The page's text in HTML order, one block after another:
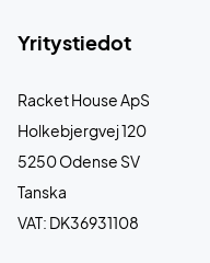
Yritystiedot
Racket House ApS
Holkebjergvej 120
5250 Odense SV
Tanska
VAT: DK36931108